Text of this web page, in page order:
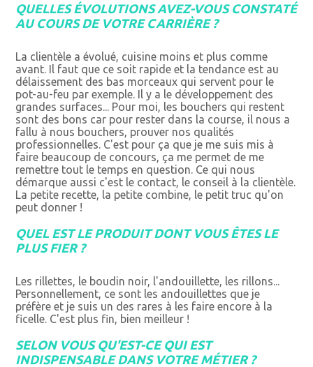
QUELLES ÉVOLUTIONS AVEZ-VOUS CONSTATÉ
AU COURS DE VOTRE CARRIÈRE ?
La clientèle a évolué, cuisine moins et plus comme
avant. Il faut que ce soit rapide et la tendance est au
délaissement des bas morceaux qui servent pour le
pot-au-feu par exemple. Il y a le développement des
grandes surfaces... Pour moi, les bouchers qui restent
sont des bons car pour rester dans la course, il nous a
fallu à nous bouchers, prouver nos qualités
professionnelles. C'est pour ça que je me suis mis à
faire beaucoup de concours, ça me permet de me
remettre tout le temps en question. Ce qui nous
démarque aussi c'est le contact, le conseil à la clientèle.
La petite recette, la petite combine, le petit truc qu'on
peut donner !
QUEL EST LE PRODUIT DONT VOUS ÊTES LE
PLUS FIER ?
Les rillettes, le boudin noir, l'andouillette, les rillons...
Personnellement, ce sont les andouillettes que je
préfère et je suis un des rares à les faire encore à la
ficelle. C'est plus fin, bien meilleur !
SELON VOUS QU'EST-CE QUI EST
INDISPENSABLE DANS VOTRE MÉTIER ?